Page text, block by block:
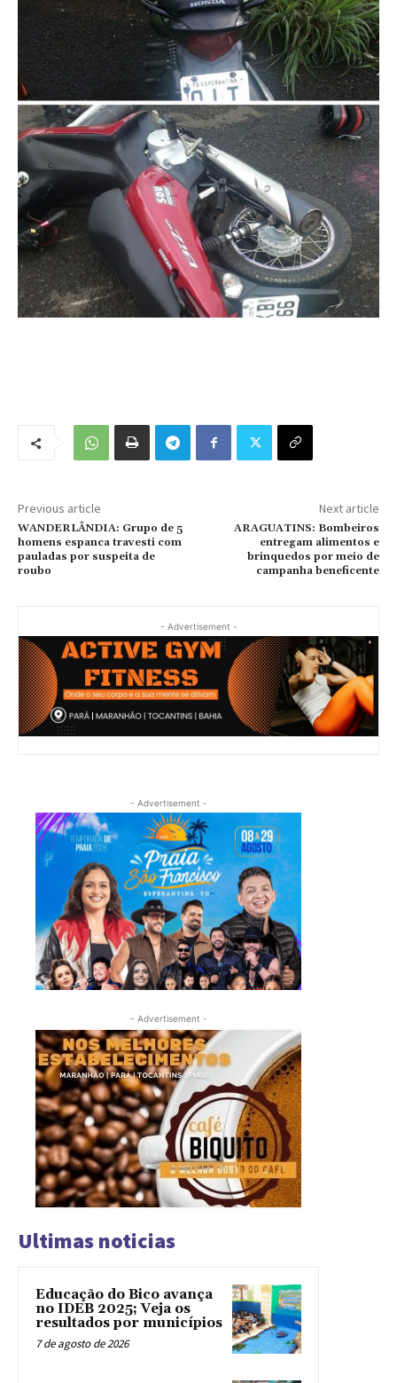
Previous article
WANDERLÂNDIA: Grupo de 5
homens espanca travesti com
pauladas por suspeita de
roubo
Next article
ARAGUATINS: Bombeiros
entregam alimentos e
brinquedos por meio de
campanha beneficente
- Advertisement -
- Advertisement -
- Advertisement -
Ultimas noticias
Educação do Bico avança
no IDEB 2025; Veja os
resultados por municípios
7 de agosto de 2026